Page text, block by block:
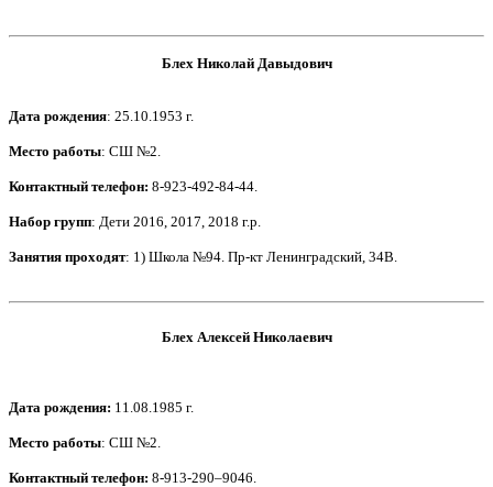
Блех Николай Давыдович
Дата рождения: 25.10.1953 г.
Место работы: СШ №2.
Контактный телефон: 8-923-492-84-44.
Набор групп: Дети 2016, 2017, 2018 г.р.
Занятия проходят: 1) Школа №94. Пр-кт Ленинградский, 34В.
Блех Алексей Николаевич
Дата рождения: 11.08.1985 г.
Место работы: СШ №2.
Контактный телефон: 8-913-290–9046.